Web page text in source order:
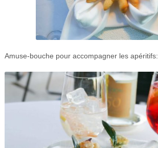
Amuse-bouche pour accompagner les apéritifs: